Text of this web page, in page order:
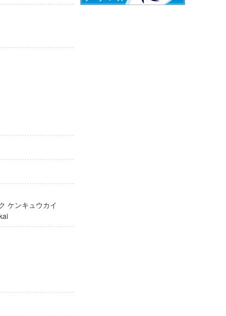
ケンキュウカイ